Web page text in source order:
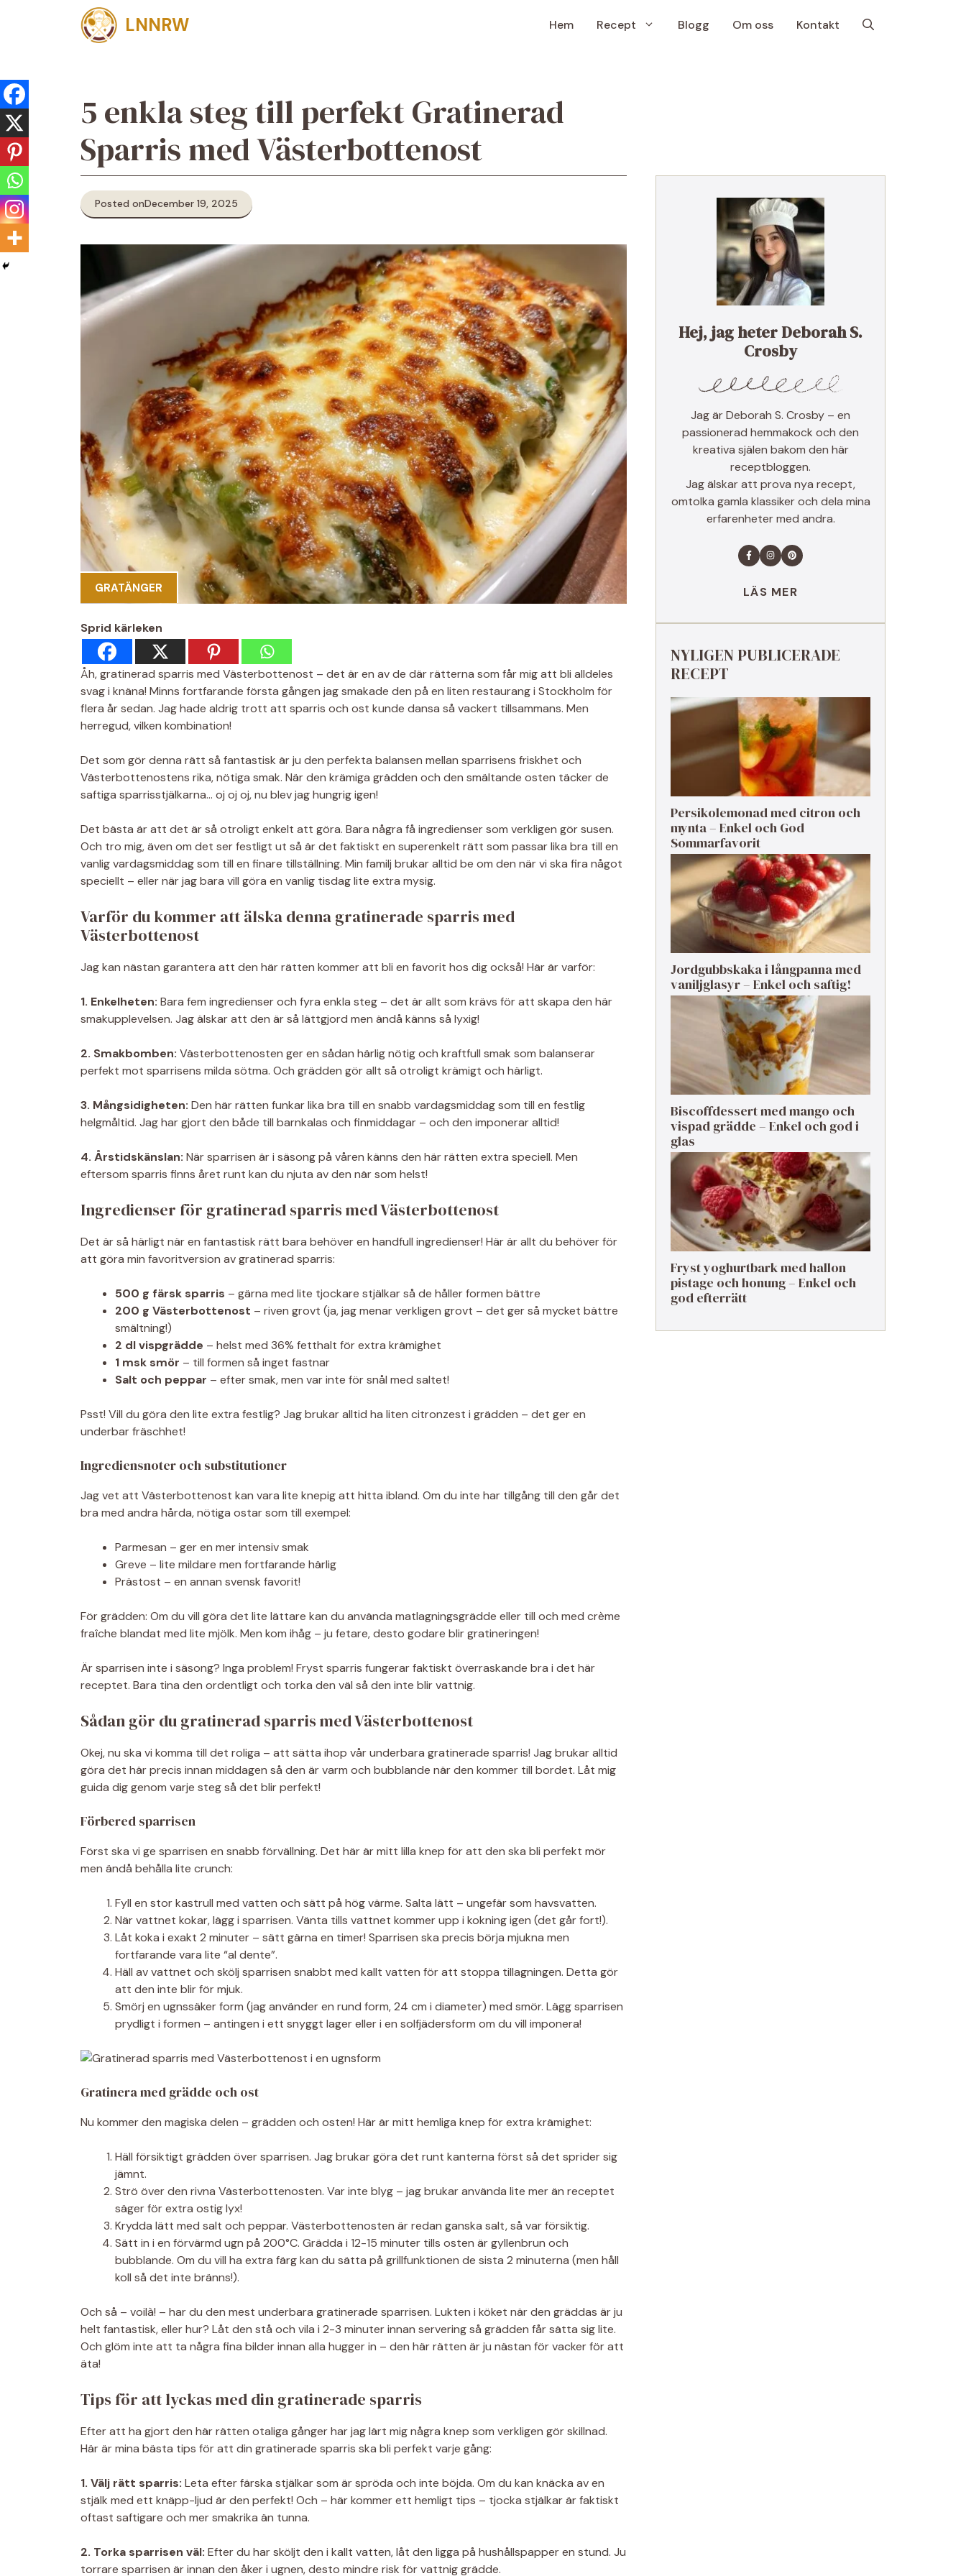
LNNRW Hem Recept Blogg Om oss Kontakt
5 enkla steg till perfekt Gratinerad
Sparris med Västerbottenost
Posted onDecember 19, 2025
GRATÄNGER
Sprid kärleken
Åh, gratinerad sparris med Västerbottenost – det är en av de där rätterna som får mig att bli alldeles
svag i knäna! Minns fortfarande första gången jag smakade den på en liten restaurang i Stockholm för
flera år sedan. Jag hade aldrig trott att sparris och ost kunde dansa så vackert tillsammans. Men
herregud, vilken kombination!
Det som gör denna rätt så fantastisk är ju den perfekta balansen mellan sparrisens friskhet och
Västerbottenostens rika, nötiga smak. När den krämiga grädden och den smältande osten täcker de
saftiga sparrisstjälkarna… oj oj oj, nu blev jag hungrig igen!
Det bästa är att det är så otroligt enkelt att göra. Bara några få ingredienser som verkligen gör susen.
Och tro mig, även om det ser festligt ut så är det faktiskt en superenkelt rätt som passar lika bra till en
vanlig vardagsmiddag som till en finare tillställning. Min familj brukar alltid be om den när vi ska fira något
speciellt – eller när jag bara vill göra en vanlig tisdag lite extra mysig.
Varför du kommer att älska denna gratinerade sparris med
Västerbottenost
Jag kan nästan garantera att den här rätten kommer att bli en favorit hos dig också! Här är varför:
1. Enkelheten: Bara fem ingredienser och fyra enkla steg – det är allt som krävs för att skapa den här
smakupplevelsen. Jag älskar att den är så lättgjord men ändå känns så lyxig!
2. Smakbomben: Västerbottenosten ger en sådan härlig nötig och kraftfull smak som balanserar
perfekt mot sparrisens milda sötma. Och grädden gör allt så otroligt krämigt och härligt.
3. Mångsidigheten: Den här rätten funkar lika bra till en snabb vardagsmiddag som till en festlig
helgmåltid. Jag har gjort den både till barnkalas och finmiddagar – och den imponerar alltid!
4. Årstidskänslan: När sparrisen är i säsong på våren känns den här rätten extra speciell. Men
eftersom sparris finns året runt kan du njuta av den när som helst!
Ingredienser för gratinerad sparris med Västerbottenost
Det är så härligt när en fantastisk rätt bara behöver en handfull ingredienser! Här är allt du behöver för
att göra min favoritversion av gratinerad sparris:
500 g färsk sparris – gärna med lite tjockare stjälkar så de håller formen bättre
200 g Västerbottenost – riven grovt (ja, jag menar verkligen grovt – det ger så mycket bättre
smältning!)
2 dl vispgrädde – helst med 36% fetthalt för extra krämighet
1 msk smör – till formen så inget fastnar
Salt och peppar – efter smak, men var inte för snål med saltet!
Psst! Vill du göra den lite extra festlig? Jag brukar alltid ha liten citronzest i grädden – det ger en
underbar fräschhet!
Ingrediensnoter och substitutioner
Jag vet att Västerbottenost kan vara lite knepig att hitta ibland. Om du inte har tillgång till den går det
bra med andra hårda, nötiga ostar som till exempel:
Parmesan – ger en mer intensiv smak
Greve – lite mildare men fortfarande härlig
Prästost – en annan svensk favorit!
För grädden: Om du vill göra det lite lättare kan du använda matlagningsgrädde eller till och med crème
fraîche blandat med lite mjölk. Men kom ihåg – ju fetare, desto godare blir gratineringen!
Är sparrisen inte i säsong? Inga problem! Fryst sparris fungerar faktiskt överraskande bra i det här
receptet. Bara tina den ordentligt och torka den väl så den inte blir vattnig.
Sådan gör du gratinerad sparris med Västerbottenost
Okej, nu ska vi komma till det roliga – att sätta ihop vår underbara gratinerade sparris! Jag brukar alltid
göra det här precis innan middagen så den är varm och bubblande när den kommer till bordet. Låt mig
guida dig genom varje steg så det blir perfekt!
Förbered sparrisen
Först ska vi ge sparrisen en snabb förvällning. Det här är mitt lilla knep för att den ska bli perfekt mör
men ändå behålla lite crunch:
Fyll en stor kastrull med vatten och sätt på hög värme. Salta lätt – ungefär som havsvatten.
När vattnet kokar, lägg i sparrisen. Vänta tills vattnet kommer upp i kokning igen (det går fort!).
Låt koka i exakt 2 minuter – sätt gärna en timer! Sparrisen ska precis börja mjukna men
fortfarande vara lite “al dente”.
Häll av vattnet och skölj sparrisen snabbt med kallt vatten för att stoppa tillagningen. Detta gör
att den inte blir för mjuk.
Smörj en ugnssäker form (jag använder en rund form, 24 cm i diameter) med smör. Lägg sparrisen
prydligt i formen – antingen i ett snyggt lager eller i en solfjädersform om du vill imponera!
Gratinera med grädde och ost
Nu kommer den magiska delen – grädden och osten! Här är mitt hemliga knep för extra krämighet:
Häll försiktigt grädden över sparrisen. Jag brukar göra det runt kanterna först så det sprider sig
jämnt.
Strö över den rivna Västerbottenosten. Var inte blyg – jag brukar använda lite mer än receptet
säger för extra ostig lyx!
Krydda lätt med salt och peppar. Västerbottenosten är redan ganska salt, så var försiktig.
Sätt in i en förvärmd ugn på 200°C. Grädda i 12-15 minuter tills osten är gyllenbrun och
bubblande. Om du vill ha extra färg kan du sätta på grillfunktionen de sista 2 minuterna (men håll
koll så det inte bränns!).
Och så – voilà! – har du den mest underbara gratinerade sparrisen. Lukten i köket när den gräddas är ju
helt fantastisk, eller hur? Låt den stå och vila i 2-3 minuter innan servering så grädden får sätta sig lite.
Och glöm inte att ta några fina bilder innan alla hugger in – den här rätten är ju nästan för vacker för att
äta!
Tips för att lyckas med din gratinerade sparris
Efter att ha gjort den här rätten otaliga gånger har jag lärt mig några knep som verkligen gör skillnad.
Här är mina bästa tips för att din gratinerade sparris ska bli perfekt varje gång:
1. Välj rätt sparris: Leta efter färska stjälkar som är spröda och inte böjda. Om du kan knäcka av en
stjälk med ett knäpp-ljud är den perfekt! Och – här kommer ett hemligt tips – tjocka stjälkar är faktiskt
oftast saftigare och mer smakrika än tunna.
2. Torka sparrisen väl: Efter du har sköljt den i kallt vatten, låt den ligga på hushållspapper en stund. Ju
torrare sparrisen är innan den åker i ugnen, desto mindre risk för vattnig grädde.
Hej, jag heter Deborah S.
Crosby
Jag är Deborah S. Crosby – en
passionerad hemmakock och den
kreativa själen bakom den här
receptbloggen.
Jag älskar att prova nya recept,
omtolka gamla klassiker och dela mina
erfarenheter med andra.
LÄS MER
NYLIGEN PUBLICERADE
RECEPT
Persikolemonad med citron och
mynta – Enkel och God
Sommarfavorit
Jordgubbskaka i långpanna med
vaniljglasyr – Enkel och saftig!
Biscoffdessert med mango och
vispad grädde – Enkel och god i
glas
Fryst yoghurtbark med hallon
pistage och honung – Enkel och
god efterrätt